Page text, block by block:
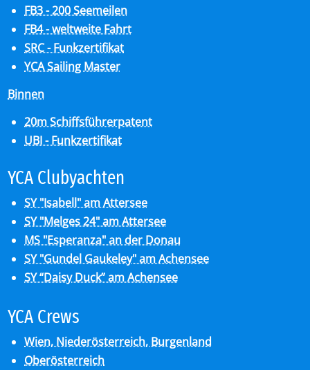
FB3 - 200 Seemeilen
FB4 - weltweite Fahrt
SRC - Funkzertifikat
YCA Sailing Master
Binnen
20m Schiffsführerpatent
UBI - Funkzertifikat
YCA Club­y­ach­ten
SY "Isabell" am Attersee
SY "Melges 24" am Attersee
MS "Esperanza" an der Donau
SY "Gundel Gaukeley" am Achensee
SY “Daisy Duck” am Achensee
YCA Crews
Wien, Niederösterreich, Burgenland
Oberösterreich